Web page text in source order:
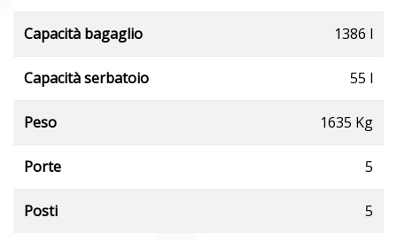
Capacità bagaglio 1386 l
Capacità serbatoio 55 l
Peso 1635 Kg
Porte 5
Posti 5